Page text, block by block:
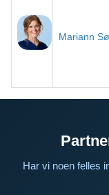
Mariann
Har vi noen felles